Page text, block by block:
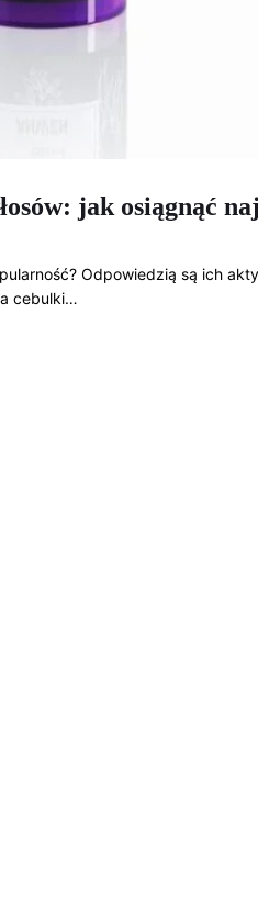
jak osiągnąć
Odpowiedzią są ich
cebulki…